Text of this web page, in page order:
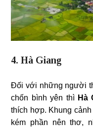
4. Hà Giang
Đối với những người
chốn bình yên thì Hà
thích hợp. Khung
kém phần nên thơ,